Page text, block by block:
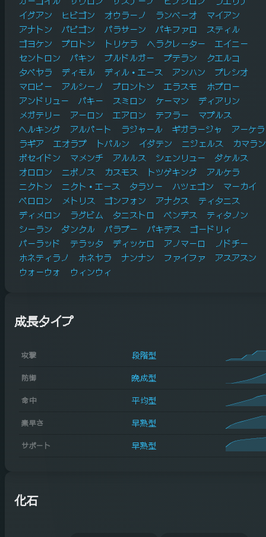
イグアン
ヒビゴン オウラーノ ランベーオ
マイアン
アナトン
パピゴン パラサーン パキファロ
スティル
ゴヨケン
プロトン トリケラ ヘラクレーター
エイニー
セントロン
パキン ブルドルガー プテラン
クエルコ
タペヤラ
ディモル ディル・エース アンハン
プレシオ
マロピー
アルシーノ ブロントン エラスモ
ホプロー
アンドリュー
パキー スミロン ケーマン
ディアリン
メガテリー
アーロン エアロン テフラー
マプルス
ヘルキング
アルバート ラジャール ギガラージャ
アーケラ
ラギア
エオラプ トバルン イダテン ニジェルス
カマラン
ポセイドン
マメンチ アルルス シェンリュー
ダケルス
オロロン
ニポノス カスモス トツゲキング
アルケラ
ニクトン
ニクト・エース タラソー ハツェゴン
マーカイ
ペロロン
メトリス ゴンフォン アナクス
ティタニス
ディメロン
ラグビム タニストロ ペンデス
ティタノン
シーラン
ダンクル パラプー パキデス
ゴードリィ
パーラッド
テラッタ ディッケロ アノマーロ
ノドチー
ホネティラノ
ホネヤラ ナンナン ファイファ
アスアスン
ウォーウォ
ウィンウィ
成長タイプ
攻撃 段階型
防御 晩成型
命中 平均型
素早さ 早熟型
サポート 早熟型
化石